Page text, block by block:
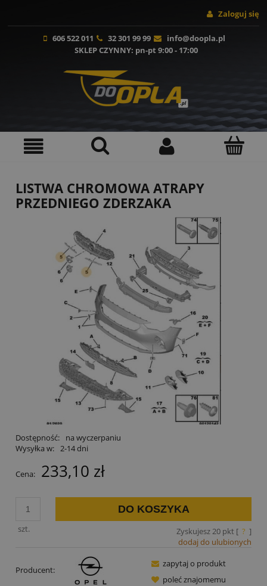
Zaloguj się
606 522 011 32 301 99 99
info@doopla.pl
SKLEP CZYNNY: pn-pt 9:00 - 17:00
LISTWA CHROMOWA ATRAPY
PRZEDNIEGO ZDERZAKA
Dostępność:
na wyczerpaniu
Wysyłka w: 2-14 dni
Cena: 233,10 zł
szt.
DO KOSZYKA
Zyskujesz20pkt [ ? ]
dodaj do ulubionych
Producent:
zapytaj o produkt
poleć znajomemu